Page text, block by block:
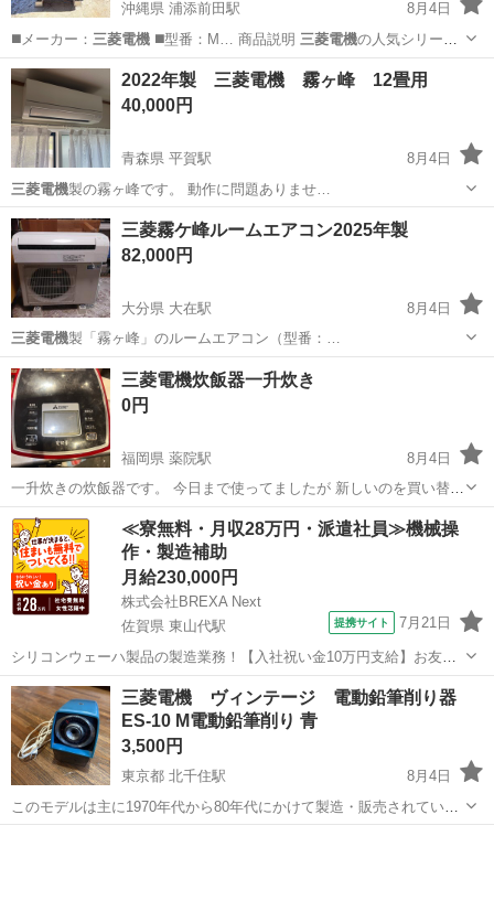
沖縄県 浦添前田駅
8月4日
◼️メーカー： 三菱電機◼️型番：M… 商品説明 三菱電機の人気シリーズ
「… ng. #三菱電機#三菱 #霧ヶ…
沖縄 浦添市 浦添前田駅 季節、空調家電 霧ヶ峰
2022年製 三菱電機 霧ヶ峰 12畳用
40,000円
青森県 平賀駅
8月4日
三菱電機製の霧ヶ峰です。 動作に問題ありませ…
青森 平川市 平賀駅
三菱霧ケ峰ルームエアコン2025年製
82,000円
大分県 大在駅
8月4日
三菱電機製「霧ヶ峰」のルームエアコン（型番：…
大分 大分市 大在駅 その他 ルーム
三菱電機炊飯器一升炊き
0円
福岡県 薬院駅
8月4日
一升炊きの炊飯器です。 今日まで使ってましたが 新しいのを買い替え
たので 不要になりました。 使えますが、保証はできないので 無料で
取りに来れる方のみ さしあげます。 ノークレーム ノーリターンでお
願い致します。
福岡 福岡市 薬院駅 生活家電 三菱電機
≪寮無料・月収28万円・派遣社員≫機械操
作・製造補助
月給230,000円
株式会社BREXA Next
佐賀県 東山代駅
提携サイト 7月21日
シリコンウェーハ製品の製造業務！【入社祝い金10万円支給】お友達
やカップルとの応募OK◎年間休日129日＆休出なしでプライベート充
実♪業務はクリーンルームで快適作業◎自社正社員登用制度あり★1食
300円～の格安食堂あり！《佐...
佐賀 伊万里市 東山代駅
三菱電機 ヴィンテージ 電動鉛筆削り器
ES-10 M電動鉛筆削り 青
3,500円
東京都 北千住駅
8月4日
このモデルは主に1970年代から80年代にかけて製造・販売されていた
ヴィンテージ品で、以下のような特徴があります： モデル名: 「ES-